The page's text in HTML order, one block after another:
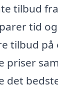
tilbud
tid
tilbud på
priser
det